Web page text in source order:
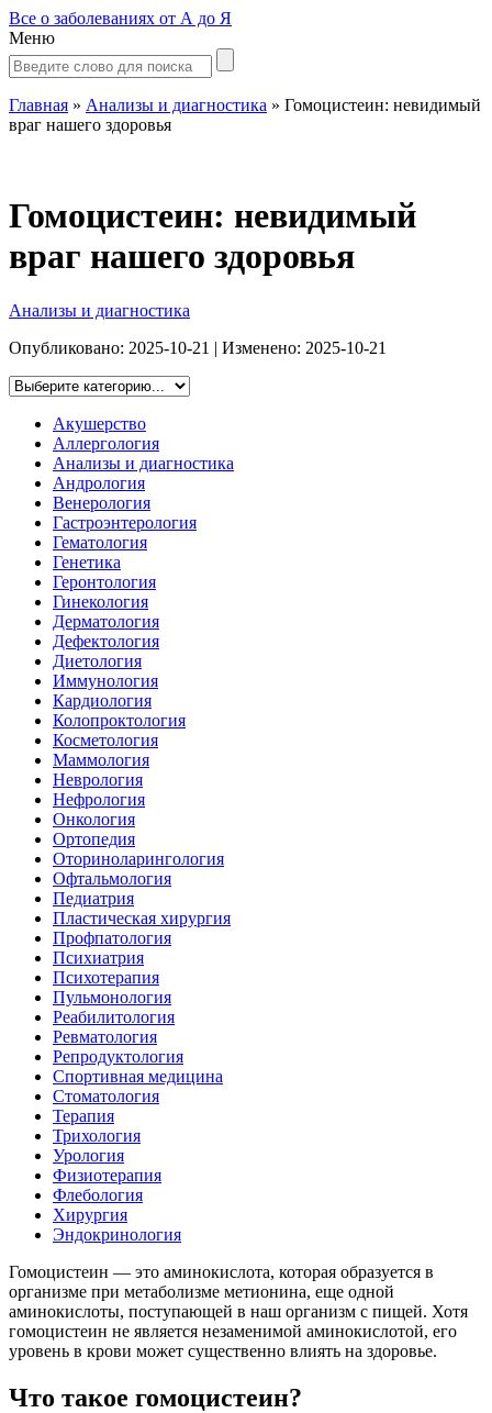
Все о заболеваниях от А до Я
Меню
Главная » Анализы и диагностика » Гомоцистеин: невидимый
враг нашего здоровья
Гомоцистеин: невидимый
враг нашего здоровья
Анализы и диагностика
Опубликовано: 2025-10-21 | Изменено: 2025-10-21
Акушерство
Аллергология
Анализы и диагностика
Андрология
Венерология
Гастроэнтерология
Гематология
Генетика
Геронтология
Гинекология
Дерматология
Дефектология
Диетология
Иммунология
Кардиология
Колопроктология
Косметология
Маммология
Неврология
Нефрология
Онкология
Ортопедия
Оториноларингология
Офтальмология
Педиатрия
Пластическая хирургия
Профпатология
Психиатрия
Психотерапия
Пульмонология
Реабилитология
Ревматология
Репродуктология
Спортивная медицина
Стоматология
Терапия
Трихология
Урология
Физиотерапия
Флебология
Хирургия
Эндокринология
Гомоцистеин — это аминокислота, которая образуется в
организме при метаболизме метионина, еще одной
аминокислоты, поступающей в наш организм с пищей. Хотя
гомоцистеин не является незаменимой аминокислотой, его
уровень в крови может существенно влиять на здоровье.
Что такое гомоцистеин?